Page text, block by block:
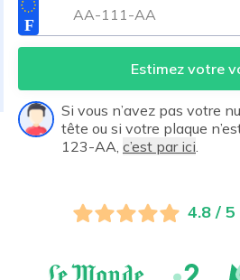
Estimez votre
Si vous n’avez pas votre
tête ou si votre plaque
123-AA, c’est par ici
4.8 / 5